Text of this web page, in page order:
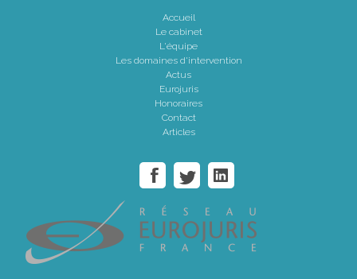
Accueil
Le cabinet
L'équipe
Les domaines d'intervention
Actus
Eurojuris
Honoraires
Contact
Articles